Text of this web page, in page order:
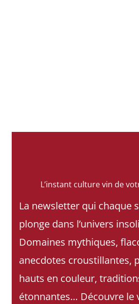
L’instant culture vin de
La newsletter qui chaque
plonge dans l’univers
Domaines mythiques,
anecdotes croustillantes,
hauts en couleur,
étonnantes… Découvre le